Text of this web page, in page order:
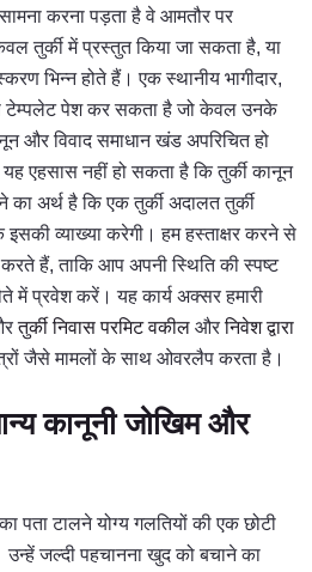
सामना करना पड़ता है वे आमतौर पर
तुर्की में प्रस्तुत किया जा सकता है, या
भिन्न होते हैं। एक स्थानीय भागीदार,
टेम्पलेट पेश कर सकता है जो केवल उनके
और विवाद समाधान खंड अपरिचित हो
एहसास नहीं हो सकता है कि तुर्की कानून
अर्थ है कि एक तुर्की अदालत तुर्की
इसकी व्याख्या करेगी। हम हस्ताक्षर करने से
हैं, ताकि आप अपनी स्थिति की स्पष्ट
प्रवेश करें। यह कार्य अक्सर हमारी
तुर्की निवास परमिट वकील औरनिवेश द्वारा
जैसे मामलों के साथ ओवरलैप करता है।
कानूनी जोखिम और
पता टालने योग्य गलतियों की एक छोटी
जल्दी पहचानना खुद को बचाने का